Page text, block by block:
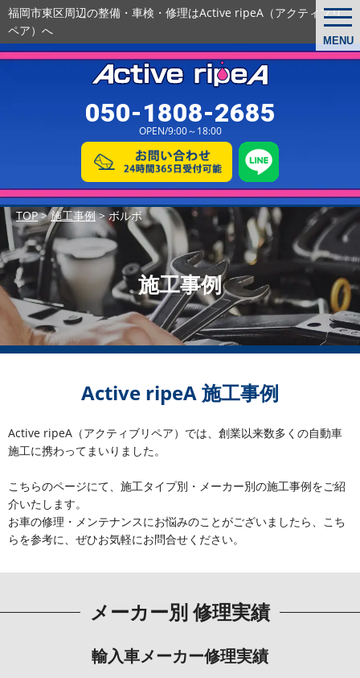
MENU
福岡市東区周辺の整備・車検・修理はActive ripeA（アクティブリ
ペア）へ
050-1808-2685
OPEN/9:00～18:00
TOP>施工事例> ボルボ
施工事例
Active ripeA 施工事例
Active ripeA（アクティブリペア）では、創業以来数多くの自動車
施工に携わってまいりました。
こちらのページにて、施工タイプ別・メーカー別の施工事例をご紹
介いたします。
お車の修理・メンテナンスにお悩みのことがございましたら、こち
らを参考に、ぜひお気軽にお問合せください。
メーカー別 修理実績
輸入車メーカー修理実績